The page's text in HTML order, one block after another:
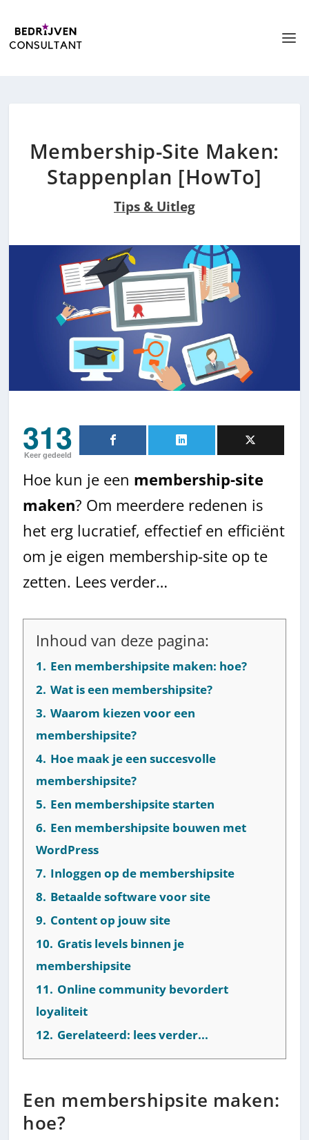
Membership-Site Maken:
Stappenplan [HowTo]
Tips & Uitleg
313
Keer gedeeld
Hoe kun je een membership-site
maken? Om meerdere redenen is
het erg lucratief, effectief en efficiënt
om je eigen membership-site op te
zetten. Lees verder…
Inhoud van deze pagina:
1. Een membershipsite maken: hoe?
2. Wat is een membershipsite?
3. Waarom kiezen voor een
membershipsite?
4. Hoe maak je een succesvolle
membershipsite?
5. Een membershipsite starten
6. Een membershipsite bouwen met
WordPress
7. Inloggen op de membershipsite
8. Betaalde software voor site
9. Content op jouw site
10. Gratis levels binnen je
membershipsite
11. Online community bevordert
loyaliteit
12. Gerelateerd: lees verder...
Een membershipsite maken:
hoe?